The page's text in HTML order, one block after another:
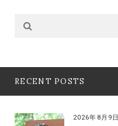
RECENT POSTS
2026年8月9日